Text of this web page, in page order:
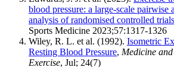
blood pressure: a large-scale pairwise
analysis of randomised controlled
Sports Medicine 2023;57:1317-1326
Wiley, R. L. et al. (1992). Isometric
Resting Blood Pressure, Medicine
Exercise, Jul; 24(7)